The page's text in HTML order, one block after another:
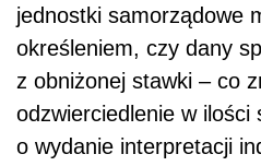
jednostki samorządowe
określeniem, czy dany
z obniżonej stawki – co
odzwierciedlenie w ilości
o wydanie interpretacji